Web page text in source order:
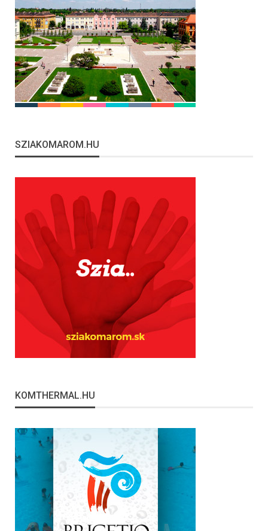
SZIAKOMAROM.HU
KOMTHERMAL.HU